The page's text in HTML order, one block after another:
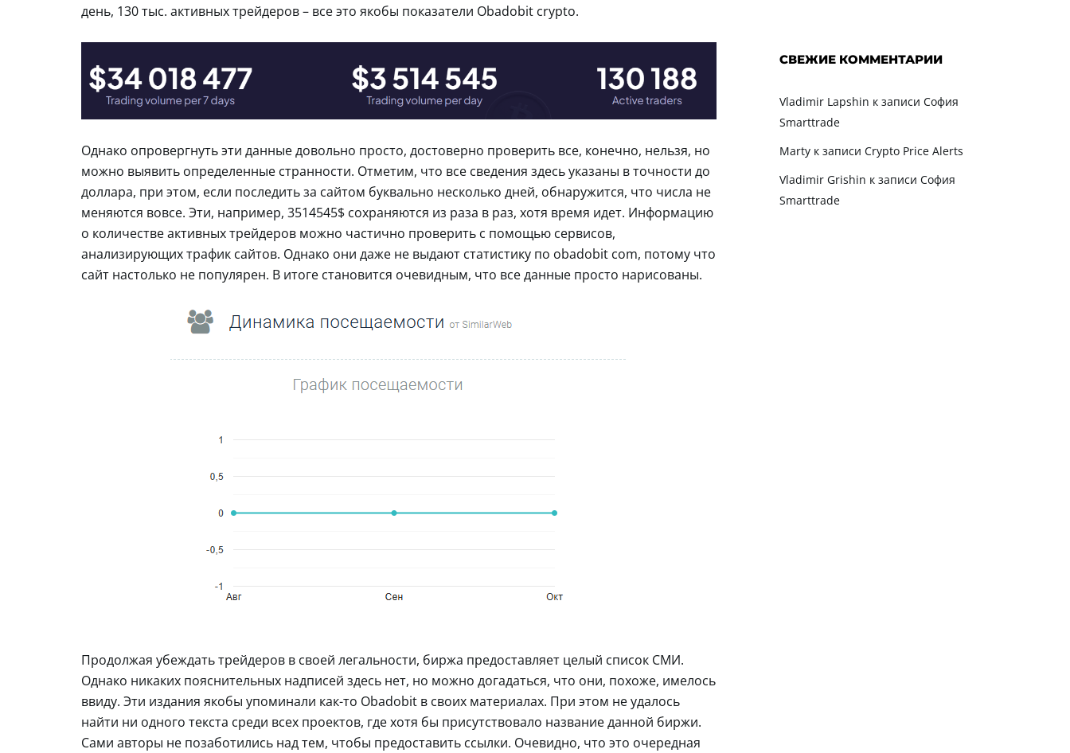
день, 130 тыс. активных трейдеров – все это якобы показатели Obadobit crypto.
Однако опровергнуть эти данные довольно просто, достоверно проверить все, конечно, нельзя, но
можно выявить определенные странности. Отметим, что все сведения здесь указаны в точности до
доллара, при этом, если последить за сайтом буквально несколько дней, обнаружится, что числа не
меняются вовсе. Эти, например, 3514545$ сохраняются из раза в раз, хотя время идет. Информацию
о количестве активных трейдеров можно частично проверить с помощью сервисов,
анализирующих трафик сайтов. Однако они даже не выдают статистику по obadobit com, потому что
сайт настолько не популярен. В итоге становится очевидным, что все данные просто нарисованы.
Продолжая убеждать трейдеров в своей легальности, биржа предоставляет целый список СМИ.
Однако никаких пояснительных надписей здесь нет, но можно догадаться, что они, похоже, имелось
ввиду. Эти издания якобы упоминали как-то Obadobit в своих материалах. При этом не удалось
найти ни одного текста среди всех проектов, где хотя бы присутствовало название данной биржи.
Сами авторы не позаботились над тем, чтобы предоставить ссылки. Очевидно, что это очередная
СВЕЖИЕ КОММЕНТАРИИ
Vladimir Lapshin к записи София
Smarttrade
Martyк записи Crypto Price Alerts
Vladimir Grishin к записи София
Smarttrade